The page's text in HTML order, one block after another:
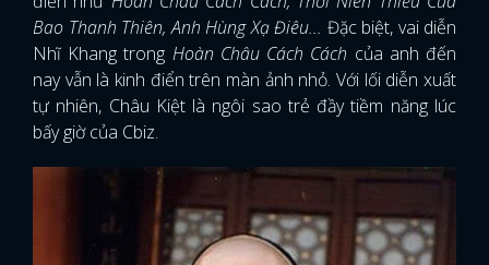
Bao Thanh Thiên, Anh Hùng Xạ Điêu... Đặc biệt, vai diễn
Nhĩ Khang trong Hoàn Châu Cách Cách của anh đến
nay vẫn là kinh điển trên màn ảnh nhỏ. Với lối diễn xuất
tự nhiên, Châu Kiệt là ngôi sao trẻ đầy tiềm năng lúc
bấy giờ của Cbiz.